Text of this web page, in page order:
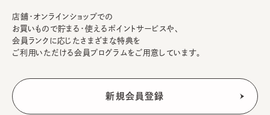
店舗・オンラインショップでの
お買いもので貯まる・使えるポイントサービスや、
会員ランクに応じたさまざまな特典を
ご利用いただける会員プログラムをご用意しています。